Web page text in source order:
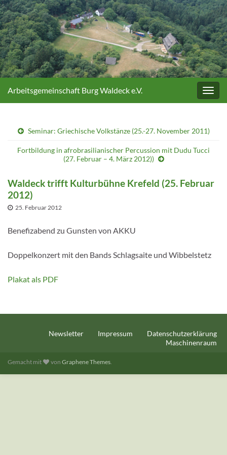
Arbeitsgemeinschaft Burg Waldeck e.V.
Seminar: Griechische Volkstänze (25.-27. November 2011)
Fortbildung in afrobrasilianischer Percussion mit Dudu Tucci
(27. Februar – 4. März 2012))
Waldeck trifft Kulturbühne Krefeld (25. Februar
2012)
25. Februar 2012
Benefizabend zu Gunsten von AKKU
Doppelkonzert mit den Bands Schlagsaite und Wibbelstetz
Plakat als PDF
Newsletter Impressum
Datenschutzerklärung
Maschinenraum
Gemacht mit vonGraphene Themes.